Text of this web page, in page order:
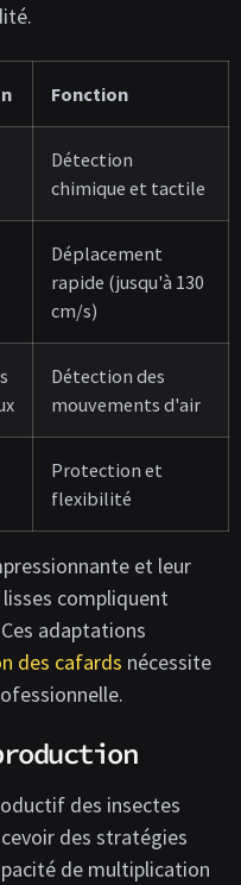
Fonction
Détection
chimique et tactile
Déplacement
rapide (jusqu'à 130
cm/s)
Détection des
mouvements d'air
Protection et
flexibilité
et leur
compliquent
adaptations
des cafards nécessite
des insectes
des stratégies
de multiplication